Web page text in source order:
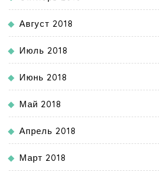
Август 2018
Июль 2018
Июнь 2018
Май 2018
Апрель 2018
Март 2018